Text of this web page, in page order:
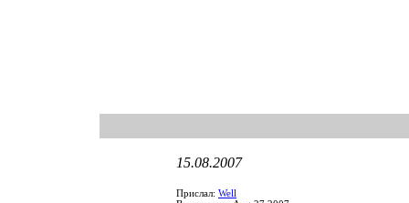
15.08.2007
Прислал: Well